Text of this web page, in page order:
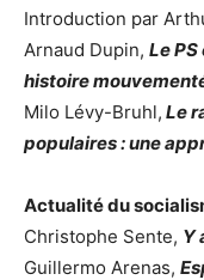
Introduction par
Arnaud Dupin, Le
histoire
Milo Lévy-Bruhl, Le
populaires : une
Actualité du
Christophe Sente, Y
Guillermo Arenas,